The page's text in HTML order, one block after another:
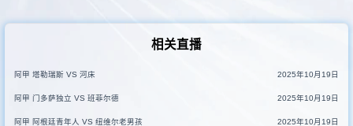
相关直播
阿甲 塔勒瑞斯 VS 河床 2025年10月19日
阿甲 门多萨独立 VS 班菲尔德 2025年10月19日
阿甲 阿根廷青年人 VS 纽维尔老男孩 2025年10月19日